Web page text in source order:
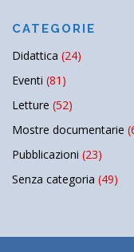
CATEGORIE
Didattica (24)
Eventi (81)
Letture (52)
Mostre documentarie
Pubblicazioni (23)
Senza categoria (49)